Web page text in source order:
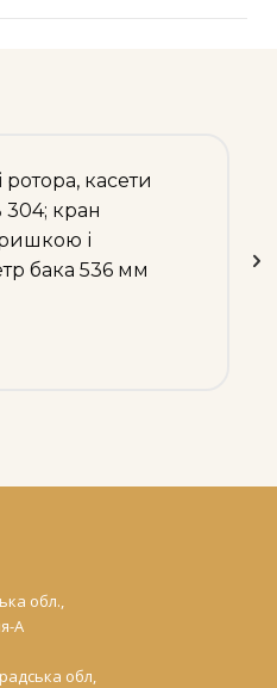
касети
304; кран
і
бака 536 мм
обл.,
А
обл,